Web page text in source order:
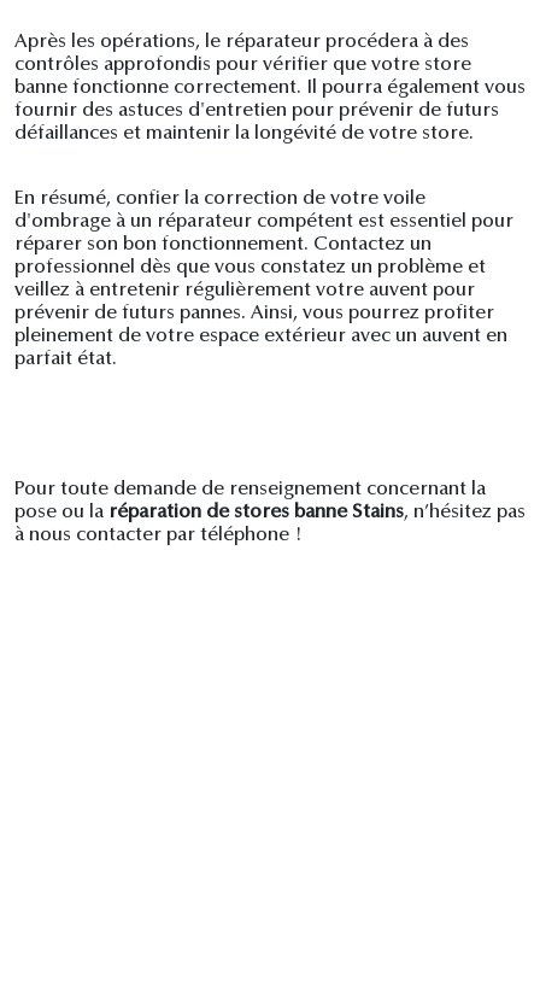
Après les opérations, le réparateur procédera à des
contrôles approfondis pour vérifier que votre store
banne fonctionne correctement. Il pourra également vous
fournir des astuces d'entretien pour prévenir de futurs
défaillances et maintenir la longévité de votre store.
En résumé, confier la correction de votre voile
d'ombrage à un réparateur compétent est essentiel pour
réparer son bon fonctionnement. Contactez un
professionnel dès que vous constatez un problème et
veillez à entretenir régulièrement votre auvent pour
prévenir de futurs pannes. Ainsi, vous pourrez profiter
pleinement de votre espace extérieur avec un auvent en
parfait état.
Pour toute demande de renseignement concernant la
pose ou la réparation de stores banne Stains, n’hésitez pas
à nous contacter par téléphone !